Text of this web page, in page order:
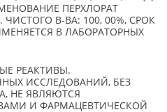
ПЕРХЛОРАТ
В-ВА: 100, 00%, СРОК
В ЛАБОРАТОРНЫХ
РЕАКТИВЫ.
ИССЛЕДОВАНИЙ, БЕЗ
НЕ ЯВЛЯЮТСЯ
И ФАРМАЦЕВТИЧЕСКОЙ